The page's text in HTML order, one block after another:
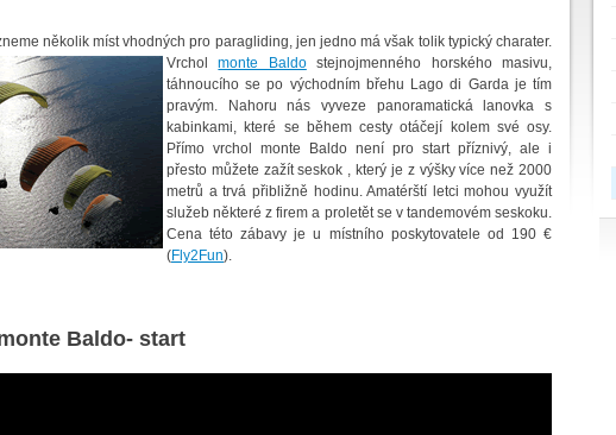
několik míst vhodných pro paragliding,jen jedno má však tolik typický charater.
Vrcholmonte Baldostejnojmenného horského masivu,
táhnoucího se po východním břehu Lago di Garda je tím
pravým. Nahoru nás vyveze panoramatická lanovka s
kabinkami, které se během cesty otáčejí kolem své osy.
Přímo vrchol monte Baldo není pro start příznivý, ale i
přesto můžete zažít seskok , který je z výšky více než 2000
metrů a trvá přibližně hodinu. Amatérští letci mohou využít
služeb některé z firem a proletět se v tandemovém seskoku.
Cena této zábavy je u místního poskytovatele od 190 €
(Fly2Fun).
Baldo- start